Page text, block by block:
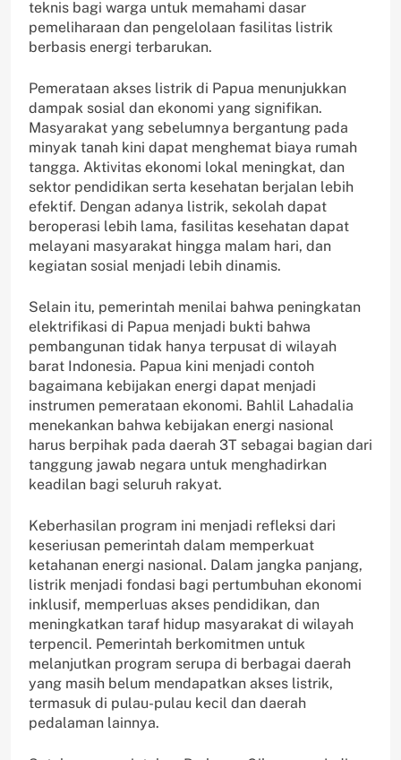
teknis bagi warga untuk memahami dasar
pemeliharaan dan pengelolaan fasilitas listrik
berbasis energi terbarukan.
Pemerataan akses listrik di Papua menunjukkan
dampak sosial dan ekonomi yang signifikan.
Masyarakat yang sebelumnya bergantung pada
minyak tanah kini dapat menghemat biaya rumah
tangga. Aktivitas ekonomi lokal meningkat, dan
sektor pendidikan serta kesehatan berjalan lebih
efektif. Dengan adanya listrik, sekolah dapat
beroperasi lebih lama, fasilitas kesehatan dapat
melayani masyarakat hingga malam hari, dan
kegiatan sosial menjadi lebih dinamis.
Selain itu, pemerintah menilai bahwa peningkatan
elektrifikasi di Papua menjadi bukti bahwa
pembangunan tidak hanya terpusat di wilayah
barat Indonesia. Papua kini menjadi contoh
bagaimana kebijakan energi dapat menjadi
instrumen pemerataan ekonomi. Bahlil Lahadalia
menekankan bahwa kebijakan energi nasional
harus berpihak pada daerah 3T sebagai bagian dari
tanggung jawab negara untuk menghadirkan
keadilan bagi seluruh rakyat.
Keberhasilan program ini menjadi refleksi dari
keseriusan pemerintah dalam memperkuat
ketahanan energi nasional. Dalam jangka panjang,
listrik menjadi fondasi bagi pertumbuhan ekonomi
inklusif, memperluas akses pendidikan, dan
meningkatkan taraf hidup masyarakat di wilayah
terpencil. Pemerintah berkomitmen untuk
melanjutkan program serupa di berbagai daerah
yang masih belum mendapatkan akses listrik,
termasuk di pulau-pulau kecil dan daerah
pedalaman lainnya.